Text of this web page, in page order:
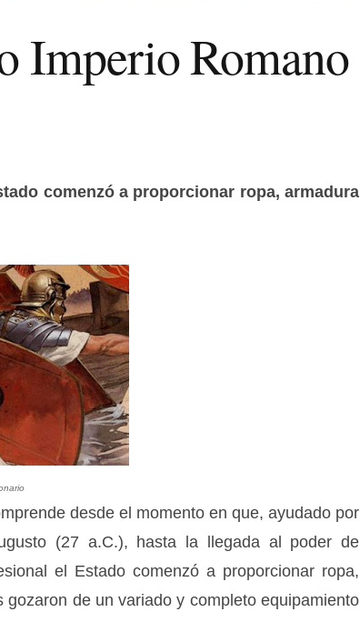
Imperio Romano
comenzó a proporcionar ropa, armadura
desde el momento en que, ayudado por
(27 a.C.), hasta la llegada al poder de
el Estado comenzó a proporcionar ropa,
de un variado y completo equipamiento